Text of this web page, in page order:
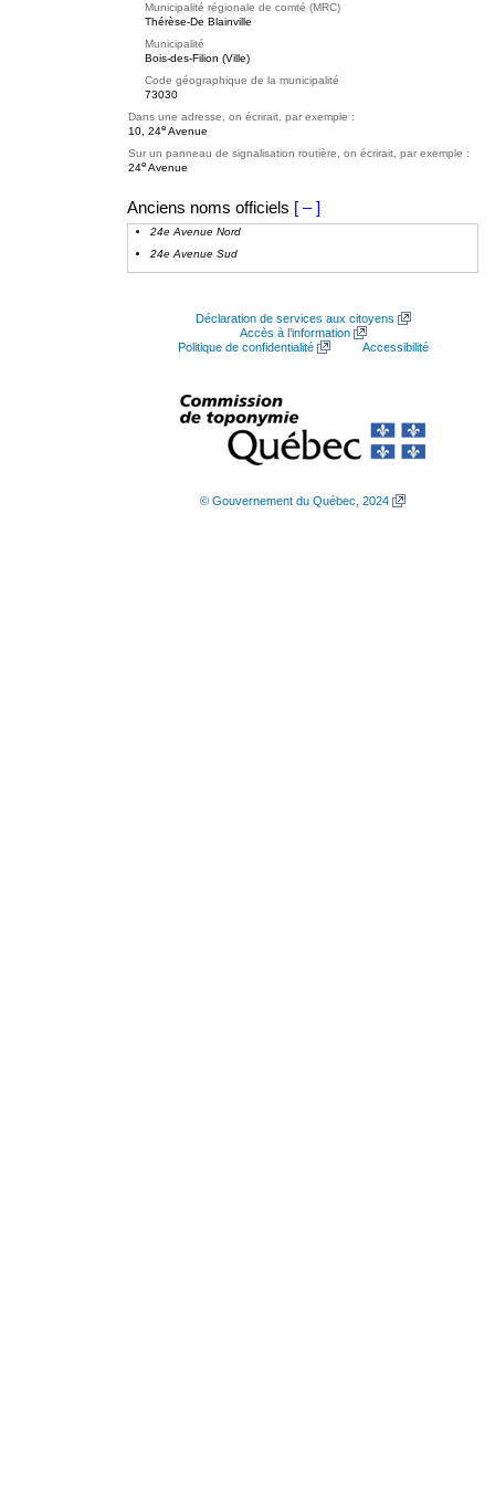
Municipalité régionale de comté (MRC)
Thérèse-De Blainville
Municipalité
Bois-des-Filion (Ville)
Code géographique de la municipalité
73030
Dans une adresse, on écrirait, par exemple :
10, 24e Avenue
Sur un panneau de signalisation routière, on écrirait, par exemple :
24e Avenue
Anciens noms officiels [ – ]
24e Avenue Nord
24e Avenue Sud
Déclaration de services aux citoyens
Accès à l’information
Politique de confidentialité
Accessibilité
© Gouvernement du Québec, 2024